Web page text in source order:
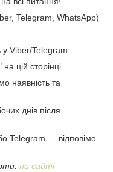
Telegram, WhatsApp)
у Viber/Telegram
цій сторінці
наявність та
днів після
Telegram — відповімо
на сайті